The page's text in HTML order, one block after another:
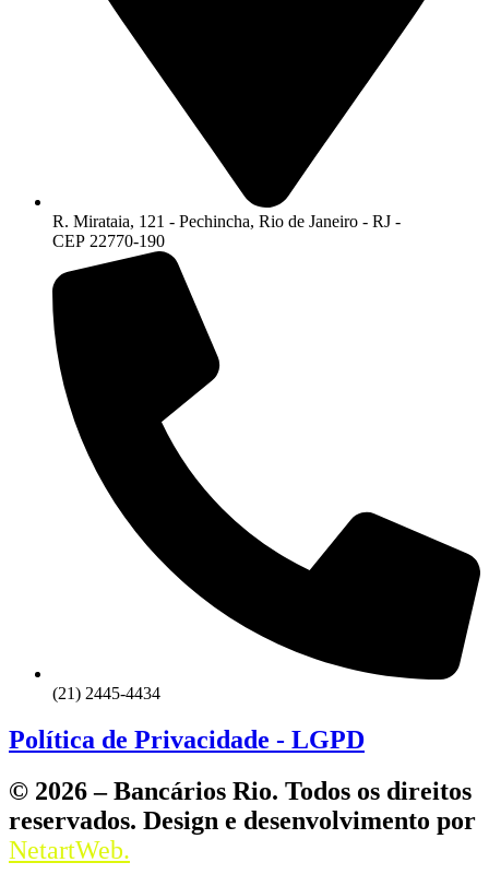
R. Mirataia, 121 - Pechincha, Rio de Janeiro - RJ -
CEP 22770-190
(21) 2445-4434
Política de Privacidade - LGPD
© 2026 – Bancários Rio. Todos os direitos
reservados. Design e desenvolvimento por
NetartWeb.